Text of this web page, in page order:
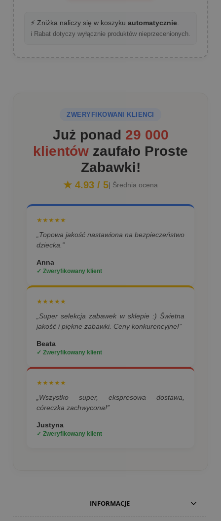
⚡ Zniżka naliczy się w koszyku automatycznie
ℹ️ Rabat dotyczy wyłącznie produktów nieprzecenionych.
ZWERYFIKOWANI KLIENCI
Już ponad 29 000
klientów zaufało Proste
Zabawki!
★ 4.93 / 5| Średnia ocena
★★★★★
„Topowa jakość nastawiona na bezpieczeństwo
dziecka.”
Anna
✓ Zweryfikowany klient
★★★★★
„Super selekcja zabawek w sklepie :) Świetna
jakość i piękne zabawki. Ceny konkurencyjne!”
Beata
✓ Zweryfikowany klient
★★★★★
„Wszystko super, ekspresowa dostawa,
córeczka zachwycona!”
Justyna
✓ Zweryfikowany klient
INFORMACJE